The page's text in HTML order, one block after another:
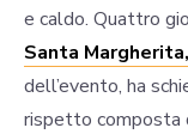
e caldo. Quattro
Santa Margherita,
dell’evento, ha
rispetto composta